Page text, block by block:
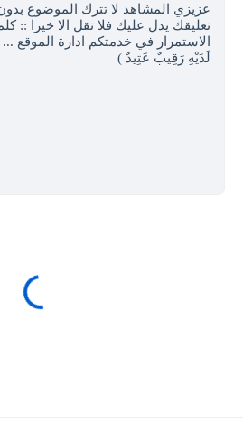
عزيزي المشاهد لا تترك الموضوع
تعليقك يدل عليك فلا تقل الا خيرا ::
الاستمرار في خدمتكم ادارة الموقع
لَدَيْهِ رَقِيبٌ عَتِيدٌ )